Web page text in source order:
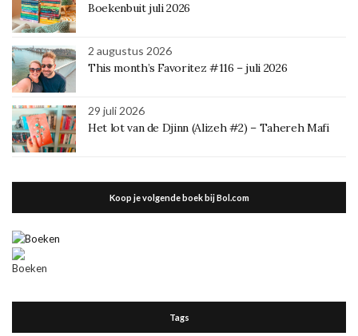
Boekenbuit juli 2026
2 augustus 2026
This month’s Favoritez #116 – juli 2026
29 juli 2026
Het lot van de Djinn (Alizeh #2) – Tahereh Mafi
Koop je volgende boek bij Bol.com
Tags